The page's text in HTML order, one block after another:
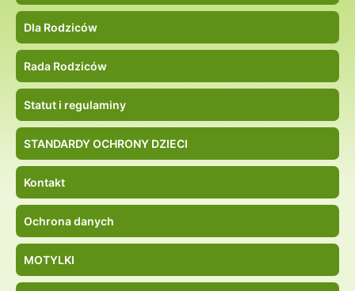
Dla Rodziców
Rada Rodziców
Statut i regulaminy
STANDARDY OCHRONY DZIECI
Kontakt
Ochrona danych
MOTYLKI